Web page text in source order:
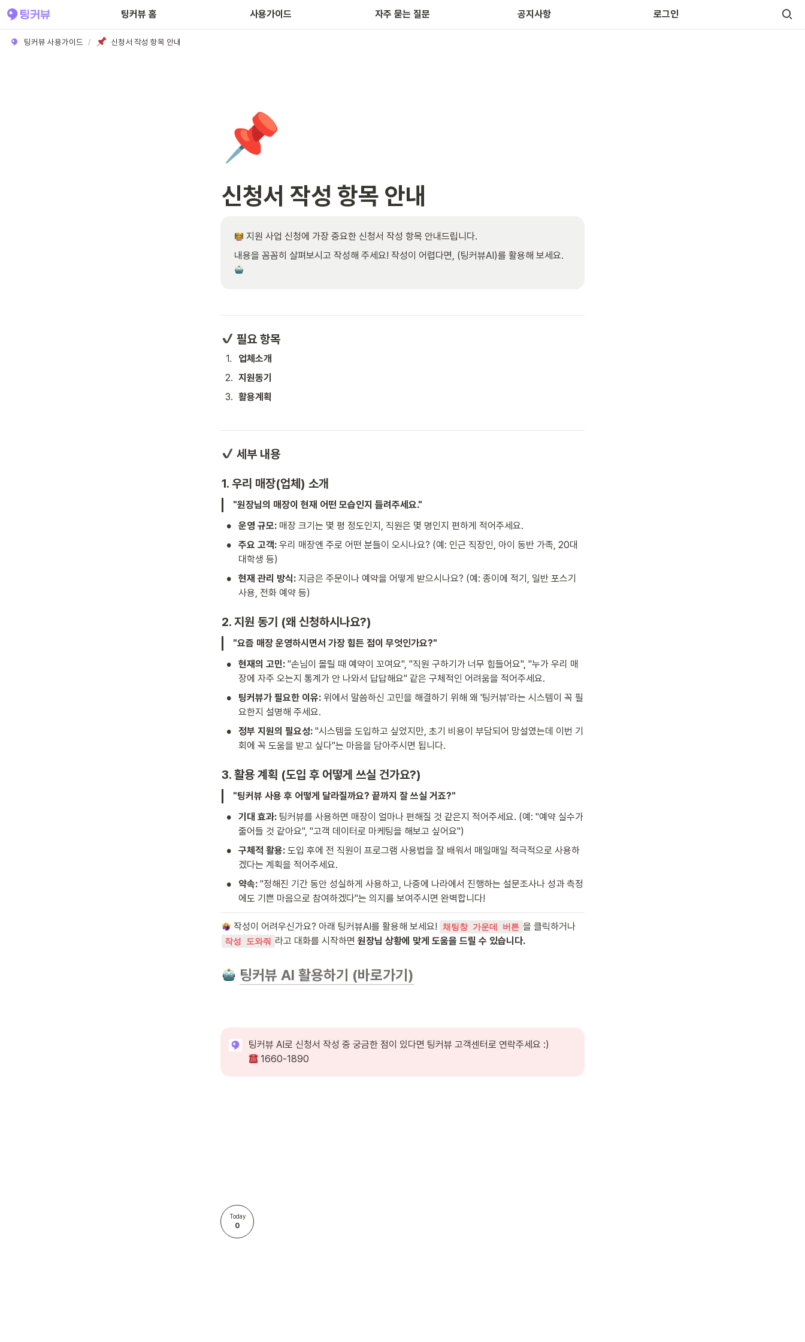
팅커뷰 홈 사용가이드 자주 묻는 질문 공지사항 로그인
팅커뷰 사용가이드 / 신청서 작성 항목 안내
📌
신청서 작성 항목 안내
지원 사업 신청에 가장 중요한 신청서 작성 항목 안내드립니다.
내용을 꼼꼼히 살펴보시고 작성해 주세요! 작성이 어렵다면, (팅커뷰AI)를 활용해 보세요.
필요 항목
1.
업체소개
2. 지원동기
3. 활용계획
세부 내용
1. 우리 매장(업체) 소개
"원장님의 매장이 현재 어떤 모습인지 들려주세요."
• 운영 규모: 매장 크기는 몇 평 정도인지, 직원은 몇 명인지 편하게 적어주세요.
• 주요 고객: 우리 매장엔 주로 어떤 분들이 오시나요? (예: 인근 직장인, 아이 동반 가족, 20대
대학생 등)
• 현재 관리 방식: 지금은 주문이나 예약을 어떻게 받으시나요? (예: 종이에 적기, 일반 포스기
사용, 전화 예약 등)
2. 지원 동기 (왜 신청하시나요?)
"요즘 매장 운영하시면서 가장 힘든 점이 무엇인가요?"
• 현재의 고민: "손님이 몰릴 때 예약이 꼬여요", "직원 구하기가 너무 힘들어요", "누가 우리 매
장에 자주 오는지 통계가 안 나와서 답답해요" 같은 구체적인 어려움을 적어주세요.
• 팅커뷰가 필요한 이유: 위에서 말씀하신 고민을 해결하기 위해 왜 '팅커뷰'라는 시스템이 꼭 필
요한지 설명해 주세요.
• 정부 지원의 필요성: "시스템을 도입하고 싶었지만, 초기 비용이 부담되어 망설였는데 이번 기
회에 꼭 도움을 받고 싶다"는 마음을 담아주시면 됩니다.
3. 활용 계획 (도입 후 어떻게 쓰실 건가요?)
"팅커뷰 사용 후 어떻게 달라질까요? 끝까지 잘 쓰실 거죠?"
• 기대 효과: 팅커뷰를 사용하면 매장이 얼마나 편해질 것 같은지 적어주세요. (예: "예약 실수가
줄어들 것 같아요", "고객 데이터로 마케팅을 해보고 싶어요")
• 구체적 활용: 도입 후에 전 직원이 프로그램 사용법을 잘 배워서 매일매일 적극적으로 사용하
겠다는 계획을 적어주세요.
• 약속: "정해진 기간 동안 성실하게 사용하고, 나중에 나라에서 진행하는 설문조사나 성과 측정
에도 기쁜 마음으로 참여하겠다"는 의지를 보여주시면 완벽합니다!
작성이 어려우신가요? 아래 팅커뷰AI를 활용해 보세요! 채팅창 가운데 버튼 을 클릭하거나
작성 도와줘 라고 대화를 시작하면 원장님 상황에 맞게 도움을 드릴 수 있습니다.
팅커뷰 AI 활용하기 (바로가기)
1660-1890
Today
0